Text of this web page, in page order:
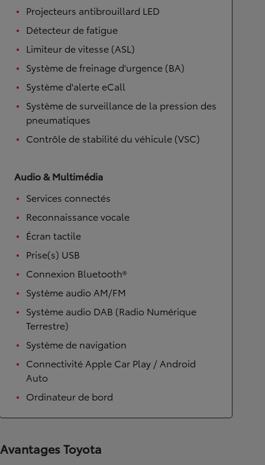
Projecteurs antibrouillard LED
Détecteur de fatigue
Limiteur de vitesse (ASL)
Système de freinage d'urgence (BA)
Système d'alerte eCall
Système de surveillance de la pression des
pneumatiques
Contrôle de stabilité du véhicule (VSC)
Audio & Multimédia
Services connectés
Reconnaissance vocale
Écran tactile
Prise(s) USB
Connexion Bluetooth®
Système audio AM/FM
Système audio DAB (Radio Numérique
Terrestre)
Système de navigation
Connectivité Apple Car Play / Android
Auto
Ordinateur de bord
Avantages Toyota